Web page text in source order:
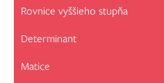
Rovnice vyššieho stupňa
Determinant
Matice